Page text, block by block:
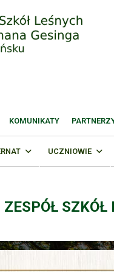
KOMUNIKATY
UCZNIOWIE
ZESPÓŁ